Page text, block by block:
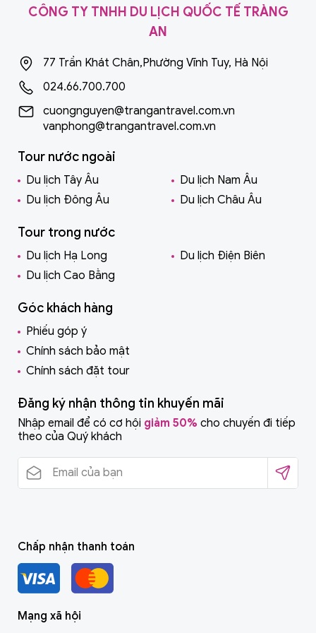
CÔNG TY TNHH DU LỊCH QUỐC TẾ TRÀNG
AN
77 Trần Khát Chân,Phường Vĩnh Tuy, Hà Nội
024.66.700.700
cuongnguyen@trangantravel.com.vn
vanphong@trangantravel.com.vn
Tour nước ngoài
Du lịch Tây Âu
Du lịch Nam Âu
Du lịch Đông Âu
Du lịch Châu Âu
Tour trong nước
Du lịch Hạ Long
Du lịch Điện Biên
Du lịch Cao Bằng
Góc khách hàng
Phiếu góp ý
Chính sách bảo mật
Chính sách đặt tour
Đăng ký nhận thông tin khuyến mãi
Nhập email để có cơ hội giảm 50% cho chuyến đi tiếp
theo của Quý khách
Chấp nhận thanh toán
Mạng xã hội